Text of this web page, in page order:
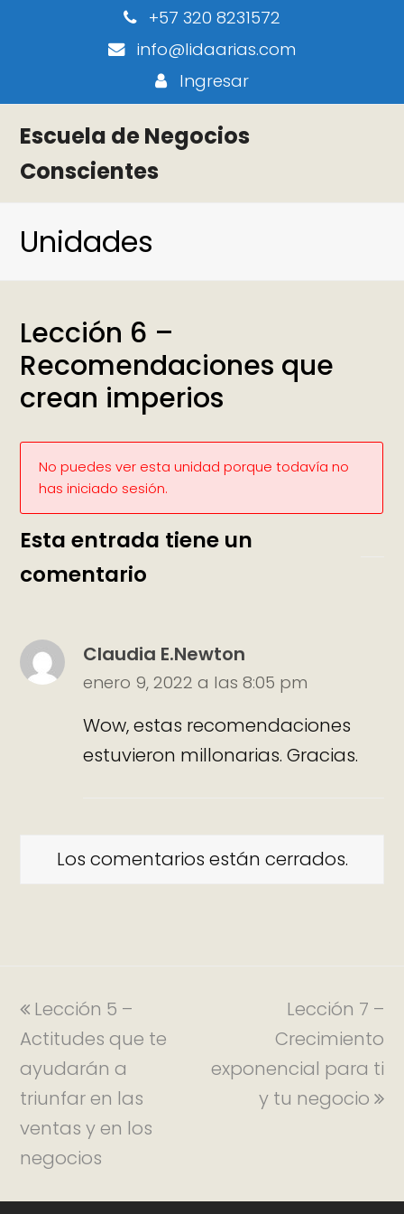
+57 320 8231572
info@lidaarias.com
Ingresar
Escuela de Negocios
Conscientes
Unidades
Lección 6 –
Recomendaciones que
crean imperios
No puedes ver esta unidad porque todavía no
has iniciado sesión.
Esta entrada tiene un
comentario
Claudia E.Newton
enero 9, 2022 a las 8:05 pm
Wow, estas recomendaciones
estuvieron millonarias. Gracias.
Los comentarios están cerrados.
Lección 5 –
Actitudes que te
ayudarán a
triunfar en las
ventas y en los
negocios
Lección 7 –
Crecimiento
exponencial para ti
y tu negocio